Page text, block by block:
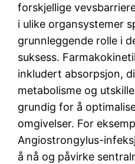
forskjellige
i ulike organsystemer
grunnleggende rolle i
suksess.
inkludert absorpsjon,
metabolisme og
grundig for å
omgivelser. For
Angiostrongylus-
å nå og påvirke